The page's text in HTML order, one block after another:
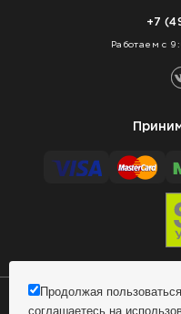
Продолжая
соглашаетесь на
+7
Работаем с